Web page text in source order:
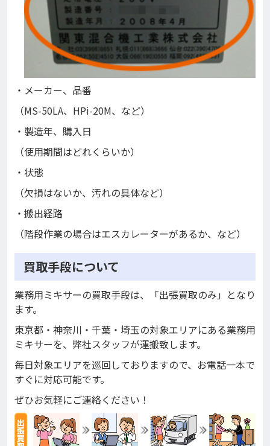
・メーカー、品番
（MS-50LA、HPi-20M、など）
・製造年、購入日
（使用期間はどれくらいか）
・状態
（欠損はないか、汚れの具体など）
・搬出経路
（階段作業の場合はエスカレーターがあるか、など）
買取手段について
業務用ミキサーの買取手段は、「出張買取のみ」となり
ます。
東京都・神奈川・千葉・埼玉の対象エリアにある業務用
ミキサーを、弊社スタッフが運搬致します。
毎日対象エリアを巡回しておりますので、お電話一本で
すぐに対応可能です。
ぜひお気軽にご連絡ください！